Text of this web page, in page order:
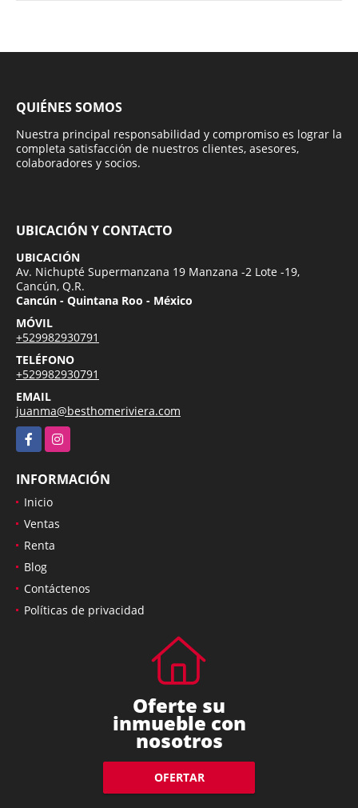
QUIÉNES SOMOS
Nuestra principal responsabilidad y compromiso es lograr la
completa satisfacción de nuestros clientes, asesores,
colaboradores y socios.
UBICACIÓN Y CONTACTO
UBICACIÓN
Av. Nichupté Supermanzana 19 Manzana -2 Lote -19,
Cancún, Q.R.
Cancún - Quintana Roo - México
MÓVIL
+529982930791
TELÉFONO
+529982930791
EMAIL
juanma@besthomeriviera.com
FacebookInstagram
INFORMACIÓN
Inicio
Ventas
Renta
Blog
Contáctenos
Políticas de privacidad
Oferte su
inmueble con
nosotros
OFERTAR